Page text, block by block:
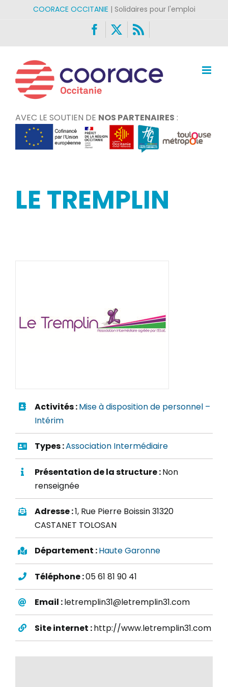
COORACE OCCITANIE | Solidaires pour l'emploi
FacebookRss
AVEC LE SOUTIEN DE NOS PARTENAIRES :
LE TREMPLIN
Activités :Mise à disposition de personnel –
Intérim
Types :Association Intermédiaire
Présentation de la structure :Non
renseignée
Adresse :1, Rue Pierre Boissin 31320
CASTANET TOLOSAN
Département :Haute Garonne
Téléphone :05 61 81 90 41
Email :letremplin31@letremplin31.com
Site internet :http://www.letremplin31.com